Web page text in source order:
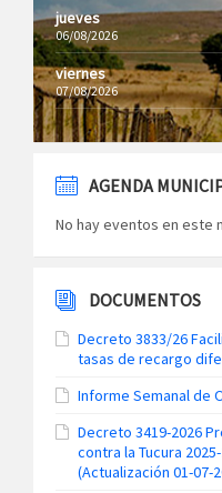
jueves
06/08/2026
viernes
07/08/2026
AGENDA
No hay eventos en este
DOCUMENTOS
Decreto 3833/26
tasas de recargo
Informe Semanal de
Decreto 3419-2026
contra la Tucura
(Actualización 01-07-